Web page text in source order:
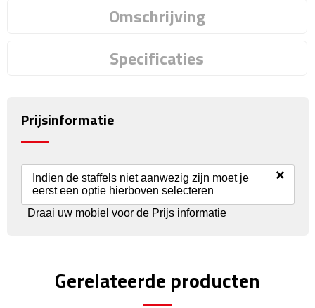
Rijbewijs- & kentekenhoezen
Veiligheidssets
Zonneschermen
Fiets Accessoires
Omschrijving
Specificaties
Prijsinformatie
Indien de staffels niet aanwezig zijn moet je
eerst een optie hierboven selecteren
×
Draai uw mobiel voor de Prijs informatie
Gerelateerde producten